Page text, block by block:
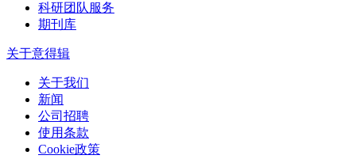
科研团队服务
期刊库
关于意得辑
关于我们
新闻
公司招聘
使用条款
Cookie政策